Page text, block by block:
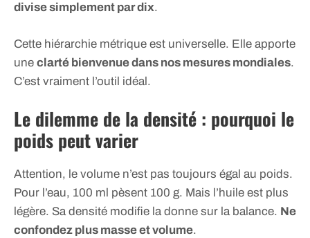
divise simplement par dix.
Cette hiérarchie métrique est universelle. Elle apporte
une clarté bienvenue dans nos mesures mondiales.
C’est vraiment l’outil idéal.
Le dilemme de la densité : pourquoi le
poids peut varier
Attention, le volume n’est pas toujours égal au poids.
Pour l’eau, 100 ml pèsent 100 g. Mais l’huile est plus
légère. Sa densité modifie la donne sur la balance. Ne
confondez plus masse et volume.